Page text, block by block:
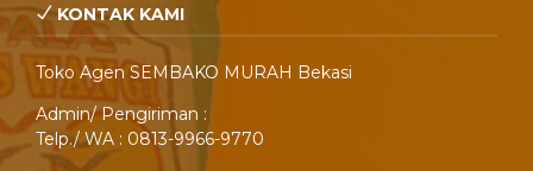
KONTAK KAMI
Toko Agen SEMBAKO MURAH Bekasi
Admin/ Pengiriman :
Telp./ WA : 0813-9966-9770